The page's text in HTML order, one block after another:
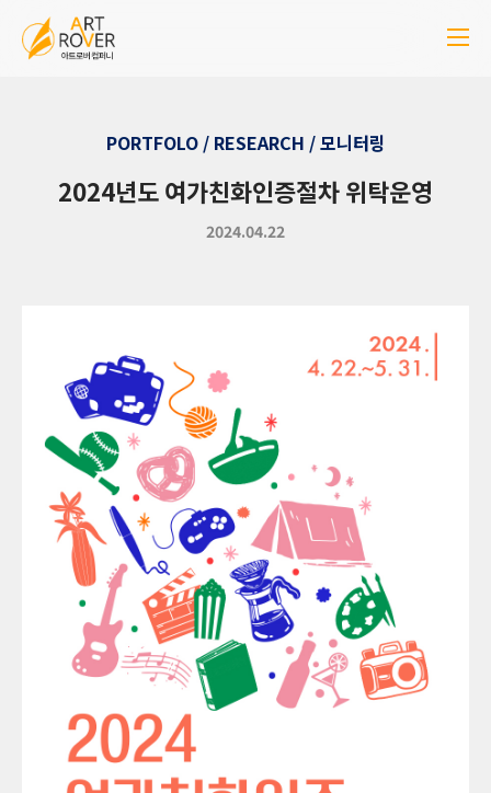
PORTFOLO / RESEARCH / 모니터링
2024년도 여가친화인증절차 위탁운영
2024.04.22